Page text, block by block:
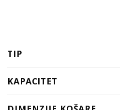
TIP
KAPACITET